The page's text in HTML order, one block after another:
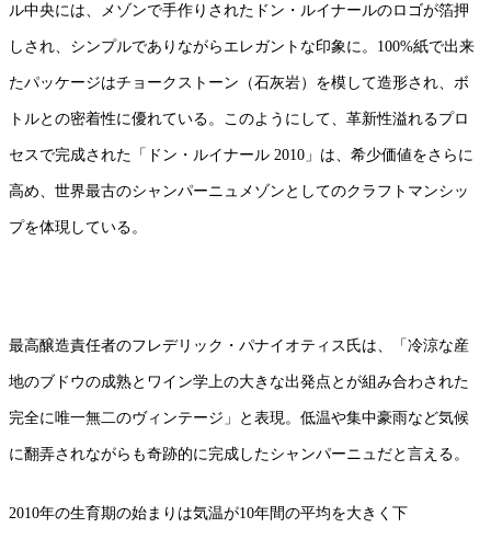
ル中央には、メゾンで手作りされたドン・ルイナールのロゴが箔押
しされ、シンプルでありながらエレガントな印象に。100%紙で出来
たパッケージはチョークストーン（石灰岩）を模して造形され、ボ
トルとの密着性に優れている。このようにして、革新性溢れるプロ
セスで完成された「ドン・ルイナール 2010」は、希少価値をさらに
高め、世界最古のシャンパーニュメゾンとしてのクラフトマンシッ
プを体現している。
最高醸造責任者のフレデリック・パナイオティス氏は、「冷涼な産
地のブドウの成熟とワイン学上の大きな出発点とが組み合わされた
完全に唯一無二のヴィンテージ」と表現。低温や集中豪雨など気候
に翻弄されながらも奇跡的に完成したシャンパーニュだと言える。
2010年の生育期の始まりは気温が10年間の平均を大きく下